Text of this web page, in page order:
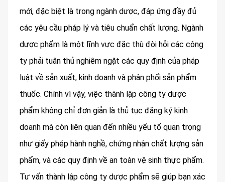
mới, đặc biệt là trong ngành dược, đáp ứng đầy đủ
các yêu cầu pháp lý và tiêu chuẩn chất lượng. Ngành
dược phẩm là một lĩnh vực đặc thù đòi hỏi các công
ty phải tuân thủ nghiêm ngặt các quy định của pháp
luật về sản xuất, kinh doanh và phân phối sản phẩm
thuốc. Chính vì vậy, việc thành lập công ty dược
phẩm không chỉ đơn giản là thủ tục đăng ký kinh
doanh mà còn liên quan đến nhiều yếu tố quan trọng
như giấy phép hành nghề, chứng nhận chất lượng sản
phẩm, và các quy định về an toàn vệ sinh thực phẩm.
Tư vấn thành lập công ty dược phẩm sẽ giúp bạn xác